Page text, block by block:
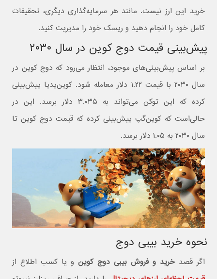
خرید این ارز نیست. مانند هر سرمایه‌گذاری دیگری، تحقیقات
کامل خود را انجام دهید و ریسک خود را مدیریت کنید.
پیش‌بینی قیمت دوج‌ کوین در سال ۲۰۳۰
بر اساس پیش‌بینی‌های موجود، انتظار می‌رود که دوج‌ کوین در
سال ۲۰۳۰ با قیمت ۱.۲۲ دلار معامله شود. کوین‌پدیا پیش‌بینی
کرده که این توکن می‌تواند به ۳.۰۳۵ دلار برسد. این در
حالی‌است که کوین‌گپ پیش‌بینی کرده که قیمت دوج کوین تا
سال ۲۰۳۰ به ۱.۰۵ دلار برسد.
نحوه خرید بیبی دوج
اگر قصدخرید و فروش بیبی دوج کوینو یا کسب اطلاع از